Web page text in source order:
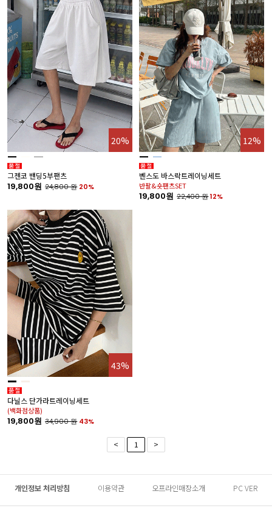
20%
그젠코 밴딩5부팬츠
19,800원 24,800원 20%
12%
벤스도 바스락트레이닝세트
반팔&숏팬츠SET
19,800원 22,400원12%
43%
다닐스 단가라트레이닝세트
(백화점상품)
19,800원 34,900원 43%
< 1 >
개인정보 처리방침 이용약관 오프라인매장소개 PC VER